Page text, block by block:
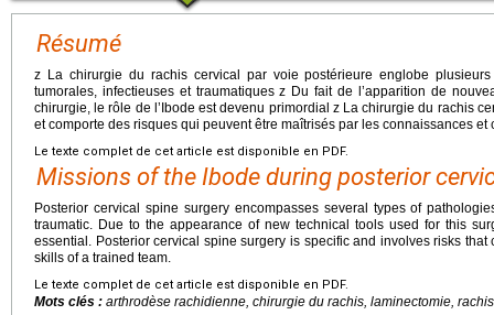
Résumé
z La chirurgie du rachis cervical par voie postérieure englobe
tumorales, infectieuses et traumatiques z Du fait de l’apparition de
chirurgie, le rôle de l’Ibode est devenu primordial z La chirurgie du rachis
et comporte des risques qui peuvent être maîtrisés par les connaissances et
Le texte complet de cet article est disponible en PDF.
Missions of the Ibode during posterior
Posterior cervical spine surgery encompasses several types of
traumatic. Due to the appearance of new technical tools used for this
essential. Posterior cervical spine surgery is specific and involves risks
skills of a trained team.
Le texte complet de cet article est disponible en PDF.
Mots clés : arthrodèse rachidienne, chirurgie du rachis, laminectomie,